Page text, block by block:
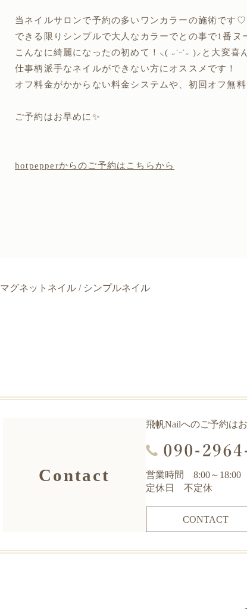
当ネイルサロンで予約の多いワンカラーの施術です
できる限りシンプルで大人なカラーでとの事で1番
こんなに綺麗になったの初めて！⸜( ˶˙ᵕ˙˶ )⸝と大変喜
仕事柄派手なネイルができない方にオススメです！
オフ料金がかからない料金システムや、初回オフ無
ご予約はお早めに✨
hotpepperからのご予約はこちらから
マグネットネイル / シンプルネイル
Contact
飛帆Nailへのご予約は
営業時間 8:00～18:00
定休日 不定休
CONTACT